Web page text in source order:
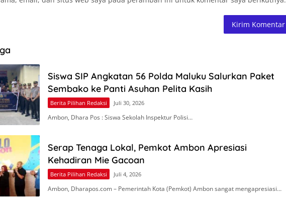
Siswa SIP Angkatan 56 Polda Maluku Salurkan Paket
Sembako ke Panti Asuhan Pelita Kasih
Berita Pilihan Redaksi Juli 30, 2026
Ambon, Dhara Pos : Siswa Sekolah Inspektur Polisi…
Serap Tenaga Lokal, Pemkot Ambon Apresiasi
Kehadiran Mie Gacoan
Berita Pilihan Redaksi Juli 4, 2026
Ambon, Dharapos.com – Pemerintah Kota (Pemkot) Ambon sangat mengapresiasi…